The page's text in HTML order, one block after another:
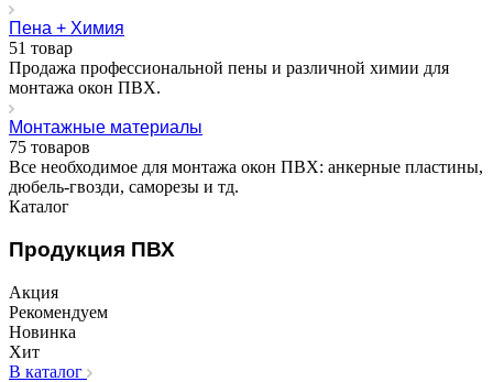
Пена + Химия
51 товар
Продажа профессиональной пены и различной химии для
монтажа окон ПВХ.
Монтажные материалы
75 товаров
Все необходимое для монтажа окон ПВХ: анкерные пластины,
дюбель-гвозди, саморезы и тд.
Каталог
Продукция ПВХ
Акция
Рекомендуем
Новинка
Хит
В каталог